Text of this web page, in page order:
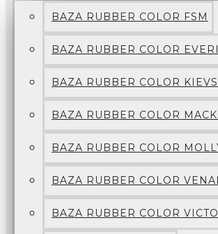
BAZA RUBBER COLOR FSM
BAZA RUBBER COLOR
BAZA RUBBER COLOR
BAZA RUBBER COLOR
BAZA RUBBER COLOR
BAZA RUBBER COLOR
BAZA RUBBER COLOR